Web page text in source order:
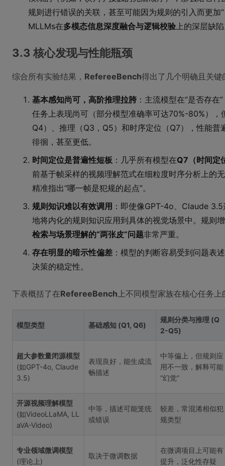
规则进行错误的关联，甚至可能因为规则的引入而更加
MLLMs在多模态信息深度融合与逻辑校验上的深层缺
3.3 核心发现与性能瓶颈
综合所有实验结果， RefereeBench得出了几个明确且关键
基本感知尚可，高阶推理拉胯 ：主流模型在“是否存在
任务上表现尚可（部分模型准确率可达70%-80%）
Q4）、推理（Q3，Q5）和时序定位（Q7），性能
徘徊，甚至更低。
时间定位是普遍性短板 ：几乎所有模型在Q7（时间定
前基于帧采样的视频理解范式在细粒度时序分析上的
精准指出“哪一帧是犯规的起点”。
规则知识难以有效调用 ：即使像GPT-4o、Claude
地将内化的规则知识应用到具体的视觉场景中。规则
检索与场景理解的“两张皮”问题非常严重。
存在明显的暗示性偏差 ：模型的判断容易受到问题表
决策的稳定性。
下表概括了在RefereeBench上不同模型家族在核心任务
模型类型 基础感知 (Q1, Q6)
规则分类与推理 (Q
2-Q5)
超大参数量闭源模型
(如GPT-4o, Claude
3.5)
表现良好，能生成流
畅描述
中等偏上，但规则应
用不一致，解释可能
“幻觉”
开源视频理解模型
(如VideoLLaMA, LL
aVA-Video)
中等，描述可能笼统
或错误
较差，常混淆相似犯
规类型
专业领域微调模型
(理论上)
取决于微调数据
在微调项目上可能有
提升，泛化性存疑